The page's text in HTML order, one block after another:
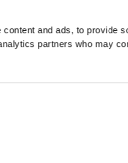
and ads, to provide
partners who may